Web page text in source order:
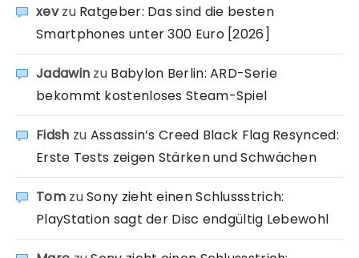
xevzu Ratgeber: Das sind die besten
Smartphones unter 300 Euro [2026]
Jadawin zu Babylon Berlin: ARD-Serie
bekommt kostenloses Steam-Spiel
Fidsh zu Assassin’s Creed Black Flag Resynced:
Erste Tests zeigen Stärken und Schwächen
TomzuSony zieht einen Schlussstrich:
PlayStation sagt der Disc endgültig Lebewohl